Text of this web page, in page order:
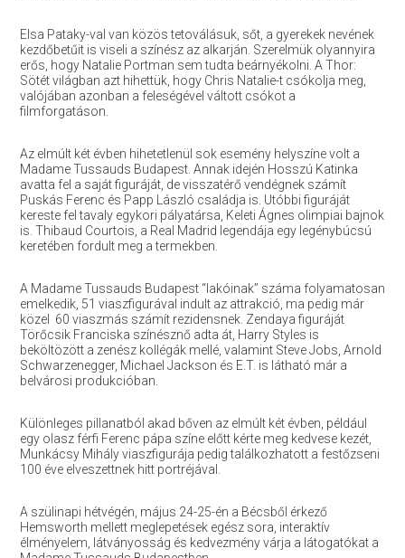
Elsa Pataky-val van közös tetoválásuk, sőt, a gyerekek nevének
kezdőbetűit is viseli a színész az alkarján. Szerelmük olyannyira
erős, hogy Natalie Portman sem tudta beárnyékolni. A Thor:
Sötét világban azt hihettük, hogy Chris Natalie-t csókolja meg,
valójában azonban a feleségével váltott csókot a
filmforgatáson.
Az elmúlt két évben hihetetlenül sok esemény helyszíne volt a
Madame Tussauds Budapest. Annak idején Hosszú Katinka
avatta fel a saját figuráját, de visszatérő vendégnek számít
Puskás Ferenc és Papp László családja is. Utóbbi figuráját
kereste fel tavaly egykori pályatársa, Keleti Ágnes olimpiai bajnok
is. Thibaud Courtois, a Real Madrid legendája egy legénybúcsú
keretében fordult meg a termekben.
A Madame Tussauds Budapest “lakóinak” száma folyamatosan
emelkedik, 51 viaszfigurával indult az attrakció, ma pedig már
közel 60 viaszmás számít rezidensnek. Zendaya figuráját
Törőcsik Franciska színésznő adta át, Harry Styles is
beköltözött a zenész kollégák mellé, valamint Steve Jobs, Arnold
Schwarzenegger, Michael Jackson és E.T. is látható már a
belvárosi produkcióban.
Különleges pillanatból akad bőven az elmúlt két évben, például
egy olasz férfi Ferenc pápa színe előtt kérte meg kedvese kezét,
Munkácsy Mihály viaszfigurája pedig találkozhatott a festőzseni
100 éve elveszettnek hitt portréjával.
A szülinapi hétvégén, május 24-25-én a Bécsből érkező
Hemsworth mellett meglepetések egész sora, interaktív
élményelem, látványosság és kedvezmény várja a látogatókat a